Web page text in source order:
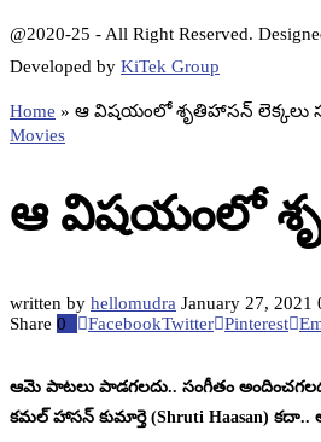
@2020-25 - All Right Reserved.
Developed by KiTek Group
Home » ఆ విషయంలో శృతిహాసన్ లెక్కలు
Movies
ఆ విషయంలో
written by hellomudra January 27, 2021
Share 0 FacebookTwitter Pinterest
ఆమె పాటలు పాడగలదు.. సంగీతం
కమల్ హాసన్ కుమార్తె (Shruti Haasan)